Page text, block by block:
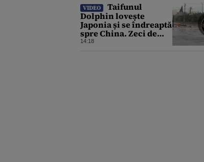
VIDEO
Taifunul
Dolphin lovește
Japonia și se îndreaptă
spre China. Zeci de
mii de clădiri au
14:18